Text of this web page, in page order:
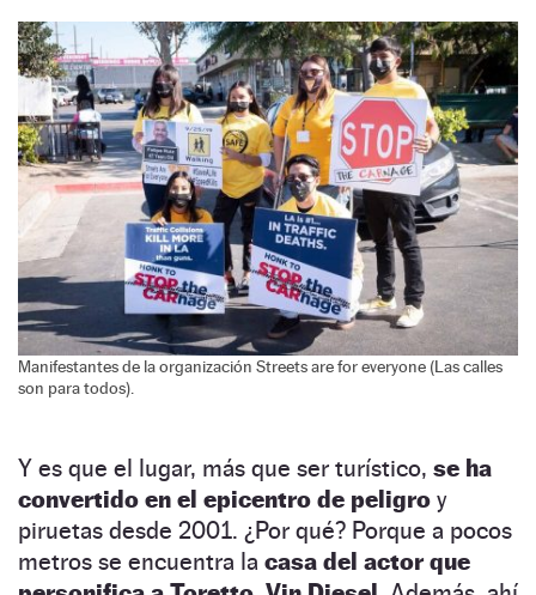
Manifestantes de la organización Streets are for everyone (Las calles
son para todos).
Y es que el lugar, más que ser turístico, se ha
convertido en el epicentro de peligro y
piruetas desde 2001. ¿Por qué? Porque a pocos
metros se encuentra la casa del actor que